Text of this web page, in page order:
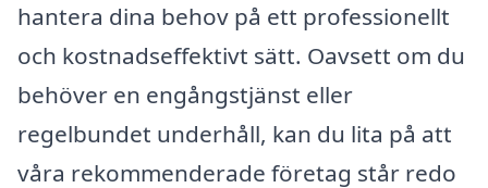
hantera dina behov på ett professionellt
och kostnadseffektivt sätt. Oavsett om du
behöver en engångstjänst eller
regelbundet underhåll, kan du lita på att
våra rekommenderade företag står redo